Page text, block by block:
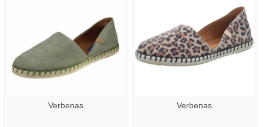
Verbenas Verbenas